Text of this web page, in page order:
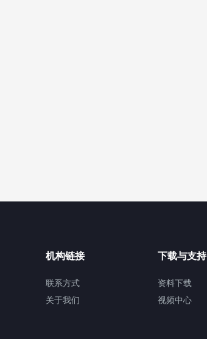
机构链接
联系方式
关于我们
下载与支持
资料下载
视频中心